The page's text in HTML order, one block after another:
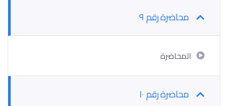
محاضرة رقم ٩
المحاضرة
محاضرة رقم ١٠